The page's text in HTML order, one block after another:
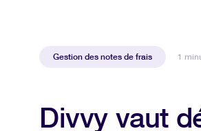
Gestion des notes de frais 1
Divvy vaut